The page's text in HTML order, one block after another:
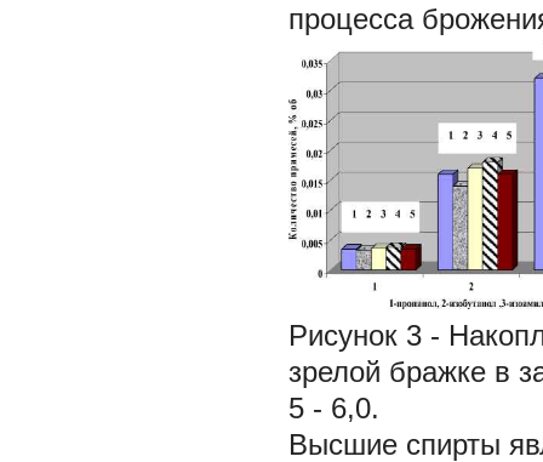
процесса
Рисунок 3 -
зрелой бражке в
5 - 6,0.
Высшие спирты